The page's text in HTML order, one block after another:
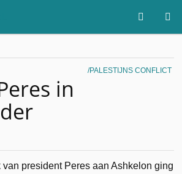
PALESTIJNS CONFLICT
in
president Peres aan Ashkelon ging